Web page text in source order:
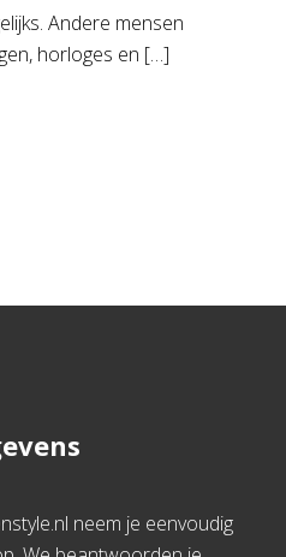
Andere mensen
horloges en […]
neem je eenvoudig